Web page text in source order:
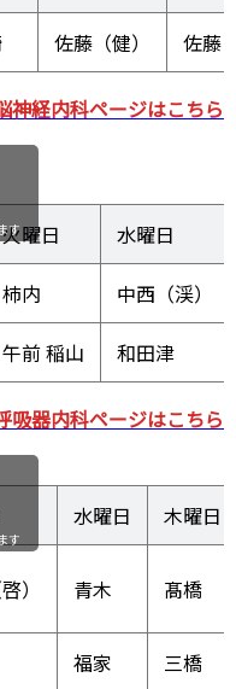
佐藤（健）
神経内科ページはこちら
火曜日 水曜日
柿内 中西（渓）
午前 稲山 和田津
す
吸器内科ページはこちら
水曜日 木曜日
） 青木 髙橋
福家 三橋
す